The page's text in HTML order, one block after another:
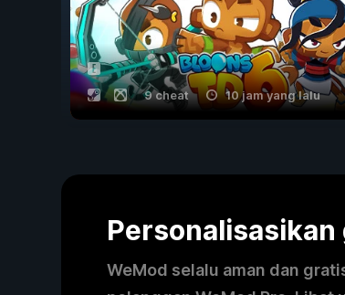
9 cheat 10 jam yang lalu
Personalisasikan
WeMod selalu aman dan